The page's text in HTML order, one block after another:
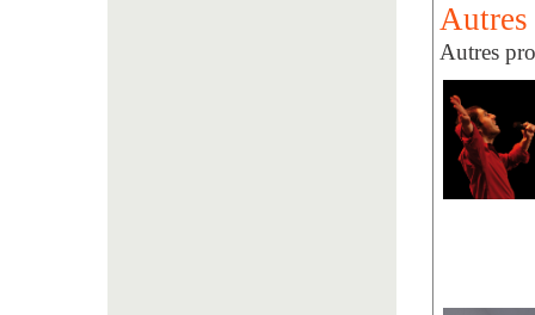
Autres
Autres